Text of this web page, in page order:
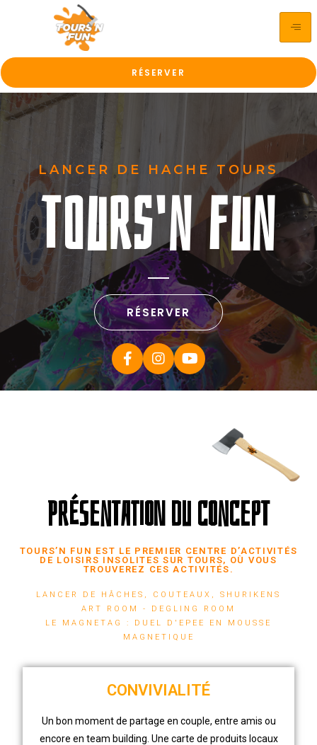
RÉSERVER
LANCER DE HACHE TOURS
Tours'n Fun
RÉSERVER
PRÉSENTATION DU CONCEPT
TOURS’N FUN EST LE PREMIER CENTRE D’ACTIVITÉS
DE LOISIRS INSOLITES SUR TOURS, OÙ VOUS
TROUVEREZ CES ACTIVITÉS.​
LANCER DE HÂCHES, COUTEAUX, SHURIKENS
ART ROOM - DEGLING ROOM
LE MAGNETAG : DUEL D'EPEE EN MOUSSE
MAGNETIQUE
CONVIVIALITÉ
Un bon moment de partage en couple, entre amis ou
encore en team building. Une carte de produits locaux